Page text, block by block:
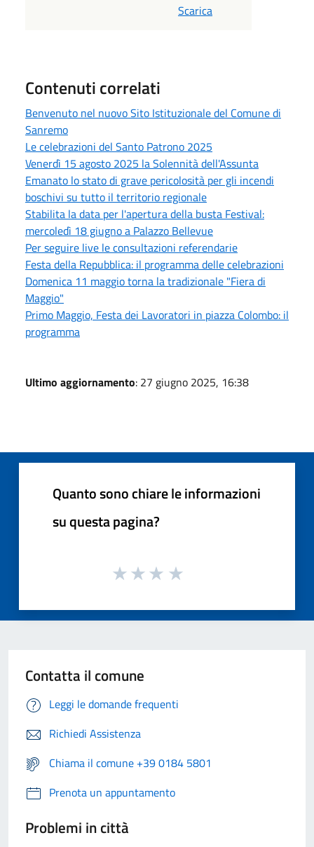
Scarica
Contenuti correlati
Benvenuto nel nuovo Sito Istituzionale del Comune di
Sanremo
Le celebrazioni del Santo Patrono 2025
Venerdì 15 agosto 2025 la Solennità dell'Assunta
Emanato lo stato di grave pericolosità per gli incendi
boschivi su tutto il territorio regionale
Stabilita la data per l'apertura della busta Festival:
mercoledì 18 giugno a Palazzo Bellevue
Per seguire live le consultazioni referendarie
Festa della Repubblica: il programma delle celebrazioni
Domenica 11 maggio torna la tradizionale "Fiera di
Maggio"
Primo Maggio, Festa dei Lavoratori in piazza Colombo: il
programma
Ultimo aggiornamento: 27 giugno 2025, 16:38
Quanto sono chiare le informazioni
su questa pagina?
Contatta il comune
Leggi le domande frequenti
Richiedi Assistenza
Chiama il comune +39 0184 5801
Prenota un appuntamento
Problemi in città